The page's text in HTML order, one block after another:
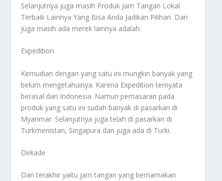
Selanjutnya juga masih Produk Jam Tangan Lokal
Terbaik Lainnya Yang Bisa Anda Jadikan Pilihan. Dan
juga masih ada merek lainnya adalah:
Expedition
Kemudian dengan yang satu ini mungkin banyak yang
belum mengetahuinya. Karena Expedition ternyata
berasal dari Indonesia. Namun pemasaran pada
produk yang satu ini sudah banyak di pasarkan di
Myanmar. Selanjutnya juga telah di pasarkan di
Turkmenistan, Singapura dan juga ada di Turki.
Dekade
Dan terakhir yaitu jam tangan yang bernamakan